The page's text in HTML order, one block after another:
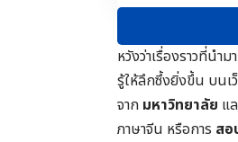
หวังว่าเรื่องราวที่น
รู้ให้ลึกซึ้งยิ่งขึ้น บน
จาก มหาวิทยาลัย แ
ภาษาจีน หรือการ สอ